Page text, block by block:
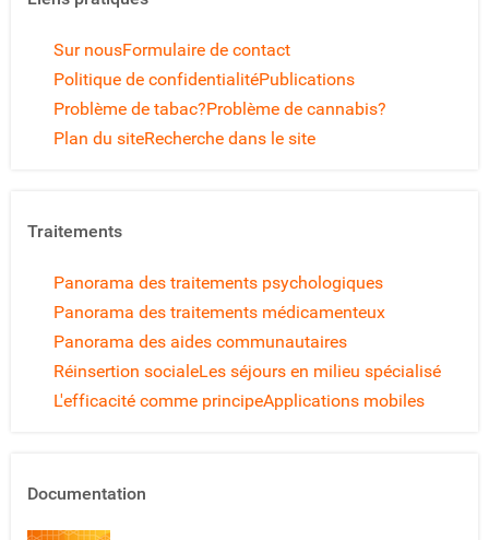
Sur nousFormulaire de contact
Politique de confidentialitéPublications
Problème de tabac?Problème de cannabis?
Plan du siteRecherche dans le site
Traitements
Panorama des traitements psychologiques
Panorama des traitements médicamenteux
Panorama des aides communautaires
Réinsertion socialeLes séjours en milieu spécialisé
L'efficacité comme principeApplications mobiles
Documentation